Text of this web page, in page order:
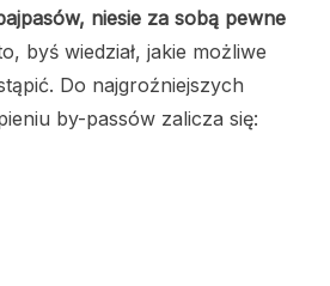
niesie za sobą pewne
byś wiedział, jakie możliwe
Do najgroźniejszych
by-passów zalicza się: